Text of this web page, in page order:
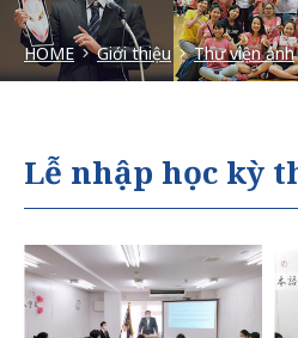
中文（
Tiếng
русский
HOME Giới thiệu Thư viện ảnh
Lễ nhập học kỳ